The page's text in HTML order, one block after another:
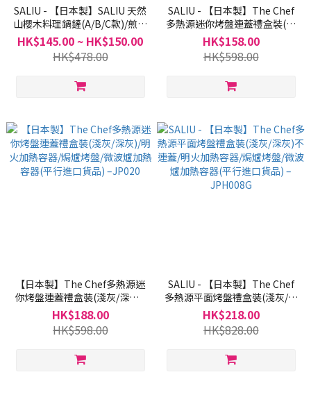
SALIU - 【日本製】SALIU 天然
山櫻木料理鍋鏟(A/B/C款)/煎炒
木鏟/燉煮木鏟/煮食工具/料理
工具(平行進口貨品)–JP0114A
HK$145.00 ~ HK$150.00
HK$478.00
SALIU - 【日本製】The Chef
多熱源迷你烤盤連蓋禮盒裝(淺
灰/深灰)/明火加熱容器/焗爐烤
盤/微波爐加熱容器(平行進口貨
品)–JPH037
HK$158.00
HK$598.00
【日本製】The Chef多熱源迷
你烤盤連蓋禮盒裝(淺灰/深灰)/
明火加熱容器/焗爐烤盤/微波爐
加熱容器(平行進口貨品) –
JP020
HK$188.00
HK$598.00
SALIU - 【日本製】The Chef
多熱源平面烤盤禮盒裝(淺灰/深
灰)不連蓋/明火加熱容器/焗爐
烤盤/微波爐加熱容器(平行進口
貨品) – JPH008G
HK$218.00
HK$828.00